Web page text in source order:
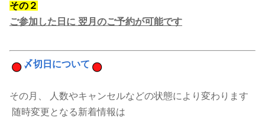
その２
ご参加した日に 翌月のご予約が可能です
〆切日について
その月、 人数やキャンセルなどの状態により変わります
随時変更となる新着情報は